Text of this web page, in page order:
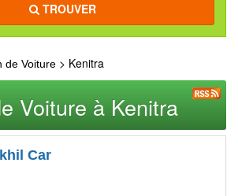
TROUVER
de Voiture > Kenitra
Voiture à Kenitra
Car